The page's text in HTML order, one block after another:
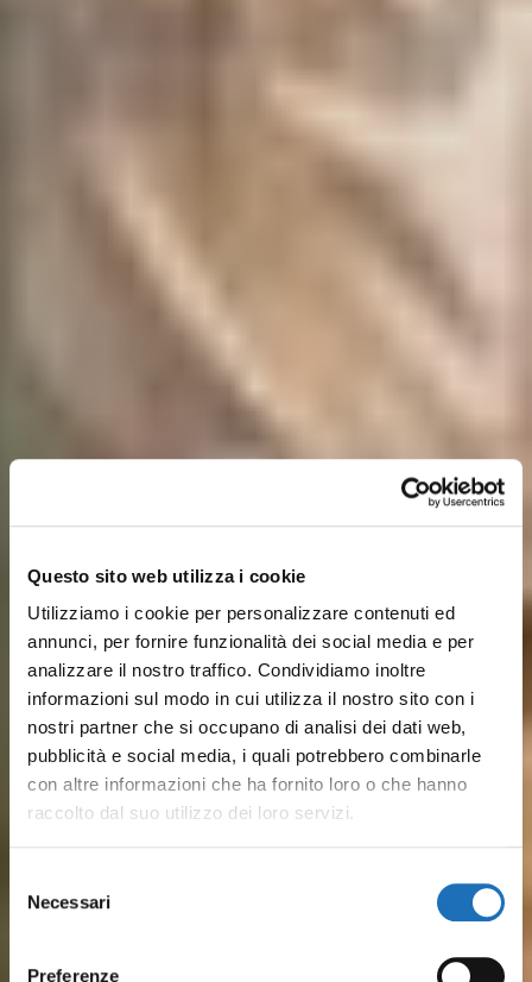
Questo sito web utilizza i cookie
Utilizziamo i cookie per personalizzare contenuti ed
annunci, per fornire funzionalità dei social media e per
analizzare il nostro traffico. Condividiamo inoltre
informazioni sul modo in cui utilizza il nostro sito con i
nostri partner che si occupano di analisi dei dati web,
pubblicità e social media, i quali potrebbero combinarle
con altre informazioni che ha fornito loro o che hanno
raccolto dal suo utilizzo dei loro servizi.
delNecessari
Preferenze
disegnato da Leonardo, storia
marinara e vita quotidiana si
incontrano tra le case
romagnoli: Il gusto vero del
borgo marinaro è in ristoranti
luoghi della cultura
Pineta, parchi cittadini, colline
verdeggianti a pochi km e
tantissime SPA: Cesenatico è
aspettano esperienze
più tranquilli, il mare di
divertimento e tradizione